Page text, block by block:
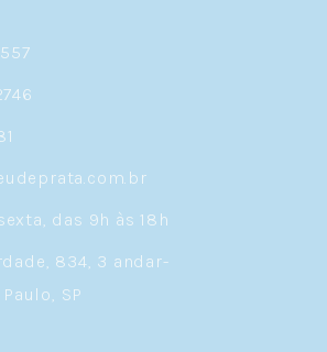
das 9h às 18h
834, 3 andar-
SP